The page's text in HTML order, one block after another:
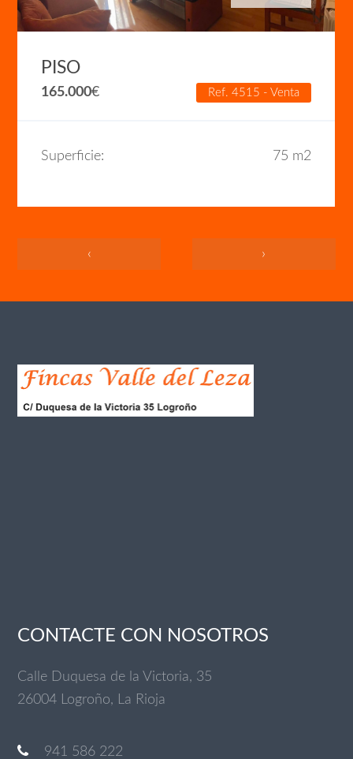
PISO
165.000€ Ref. 4515 - Venta
Superficie: 75 m2
‹ ›
CONTACTE CON NOSOTROS
Calle Duquesa de la Victoria, 35
26004 Logroño, La Rioja
941 586 222